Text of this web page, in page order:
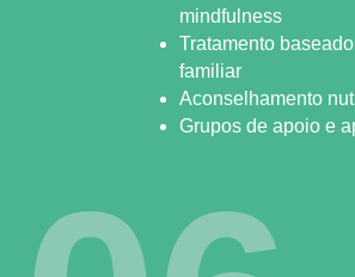
mindfulness
Tratamento
familiar
Aconselhamento
Grupos de apoio e